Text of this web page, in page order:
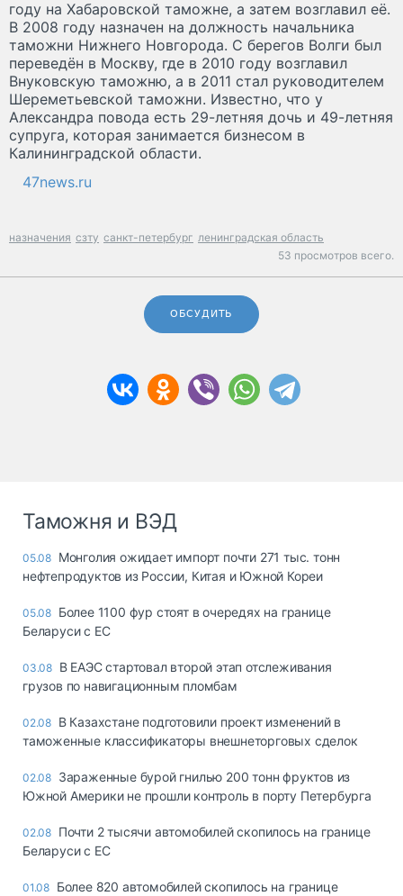
году на Хабаровской таможне, а затем возглавил её.
В 2008 году назначен на должность начальника
таможни Нижнего Новгорода. С берегов Волги был
переведён в Москву, где в 2010 году возглавил
Внуковскую таможню, а в 2011 стал руководителем
Шереметьевской таможни. Известно, что у
Александра повода есть 29-летняя дочь и 49-летняя
супруга, которая занимается бизнесом в
Калининградской области.
47news.ru
назначения сзту санкт-петербург ленинградская область
53 просмотров всего.
ОБСУДИТЬ
Таможня и ВЭД
05.08 Монголия ожидает импорт почти 271 тыс. тонн
нефтепродуктов из России, Китая и Южной Кореи
05.08 Более 1100 фур стоят в очередях на границе
Беларуси с ЕС
03.08 В ЕАЭС стартовал второй этап отслеживания
грузов по навигационным пломбам
02.08 В Казахстане подготовили проект изменений в
таможенные классификаторы внешнеторговых сделок
02.08 Зараженные бурой гнилью 200 тонн фруктов из
Южной Америки не прошли контроль в порту Петербурга
02.08 Почти 2 тысячи автомобилей скопилось на границе
Беларуси с ЕС
01.08 Более 820 автомобилей скопилось на границе